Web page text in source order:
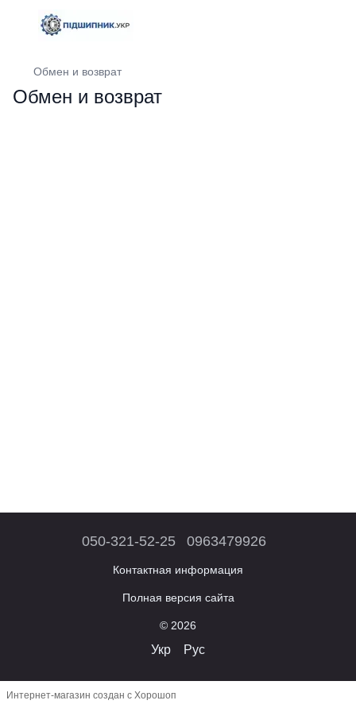
Обмен и возврат
Обмен и возврат
050-321-52-25 0963479926
Контактная информация
Полная версия сайта
© 2026
Укр Рус
Интернет-магазин создан с Хорошоп